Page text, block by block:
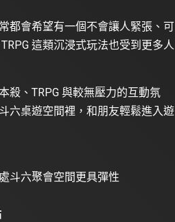
都會希望有一個不會讓人緊張、可
這類沉浸式玩法也受到更多人
殺、TRPG 與較無壓力的互動氛
六桌遊空間裡，和朋友輕鬆進入遊
斗六聚會空間更具彈性